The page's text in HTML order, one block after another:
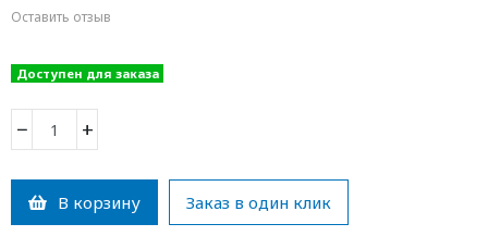
Оставить отзыв
Доступен для заказа
− +
В корзину Заказ в один клик